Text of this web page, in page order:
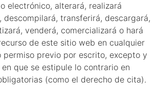
electrónico, alterará, realizará
descompilará, transferirá, descargará,
venderá, comercializará o hará
de este sitio web en cualquier
permiso previo por escrito, excepto y
que se estipule lo contrario en
(como el derecho de cita).